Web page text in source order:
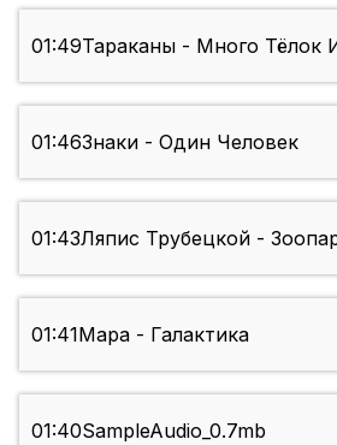
01:49Тараканы - Много Тёлок
01:46Знаки - Один Человек
01:43Ляпис Трубецкой -
01:41Мара - Галактика
01:40SampleAudio_0.7mb